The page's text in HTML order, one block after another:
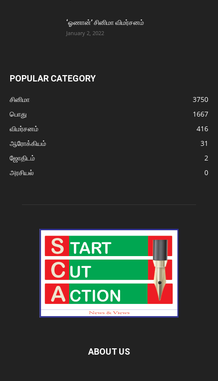
‘ஓணான்’ சினிமா விமர்சனம்
January 2, 2022
POPULAR CATEGORY
சினிமா
3750
பொது
1667
விமர்சனம்
416
ஆரோக்கியம்
31
ஜோதிடம்
2
அரசியல்
0
ABOUT US